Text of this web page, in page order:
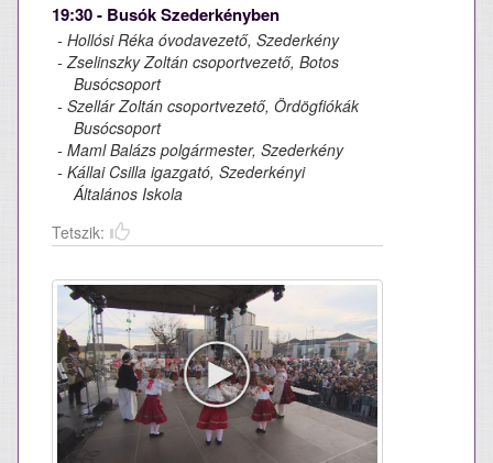
19:30 - Busók Szederkényben
- Hollósi Réka óvodavezető, Szederkény
- Zselinszky Zoltán csoportvezető, Botos
Busócsoport
- Szellár Zoltán csoportvezető, Ördögfiókák
Busócsoport
- Maml Balázs polgármester, Szederkény
- Kállai Csilla igazgató, Szederkényi
Általános Iskola
Tetszik: